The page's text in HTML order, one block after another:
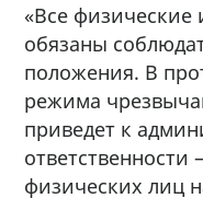
«Все
обязаны
положения. В
режима
приведет к
физических лиц